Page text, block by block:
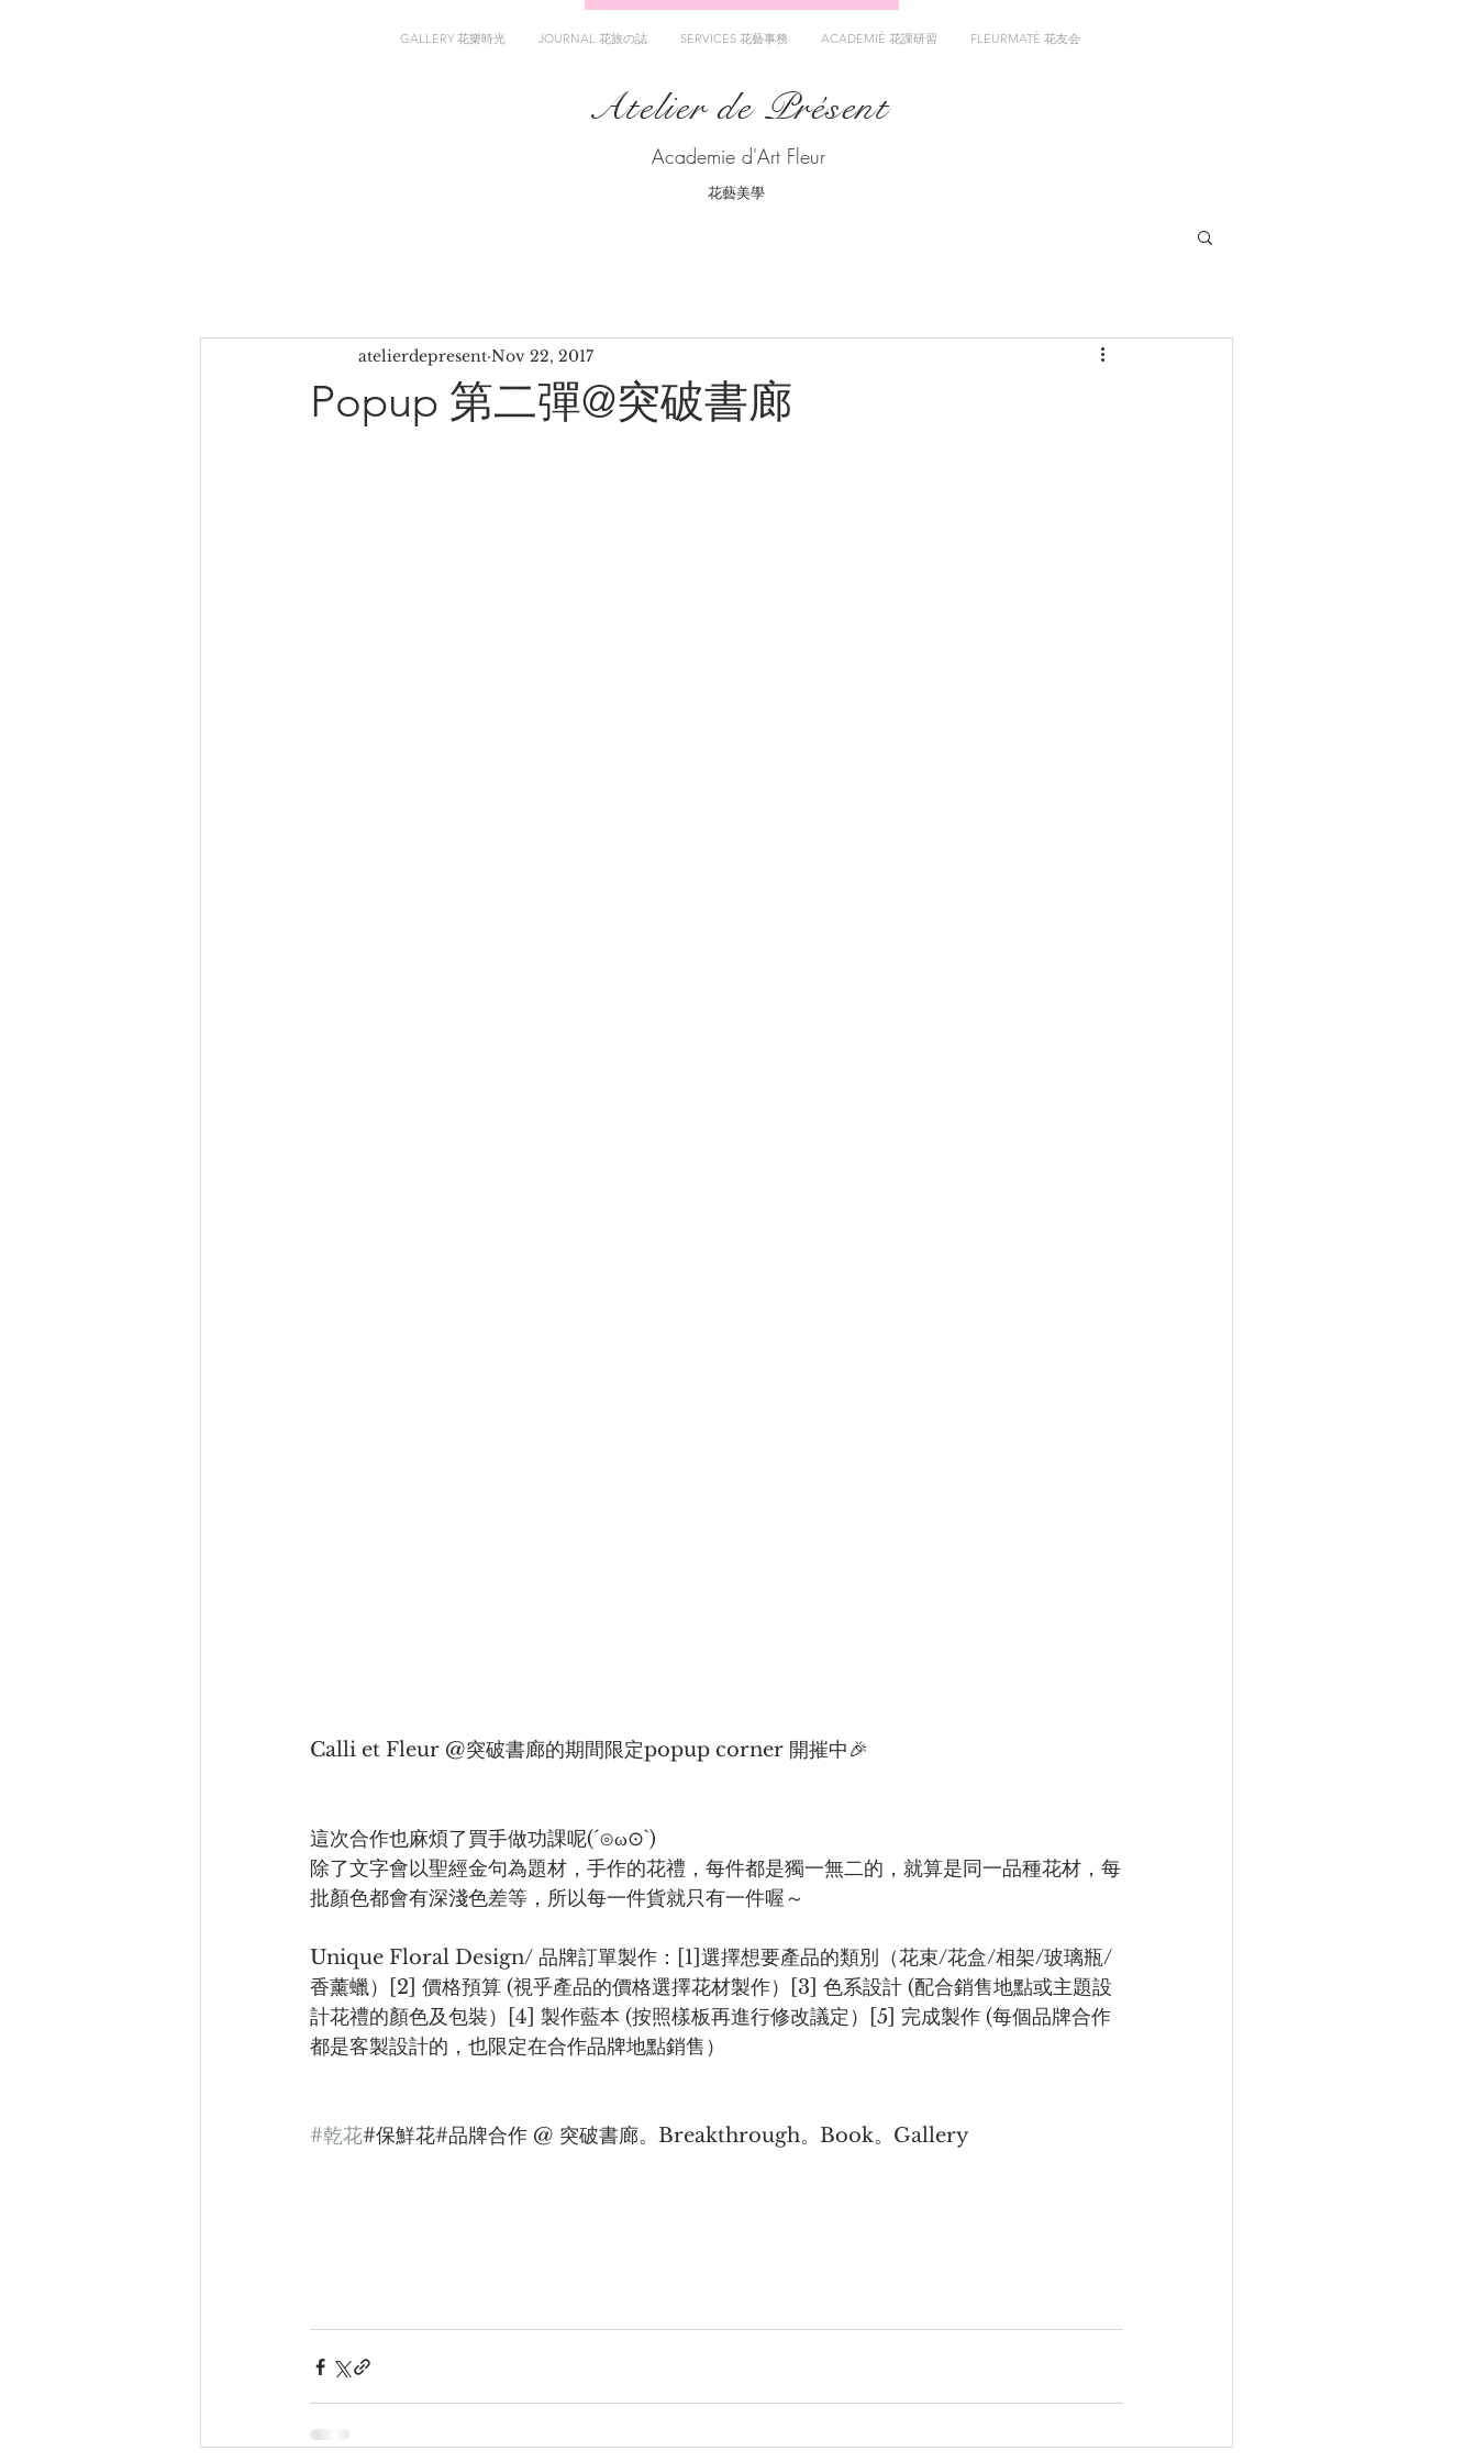
GALLERY 花樂時光 JOURNAL 花旅の誌 SERVICES 花藝事務 ACADEMIÉ 花課研習 FLEURMATÉ 花友会
Atelier de Présent
Academie d'Art Fleur
花藝美學
Popup 第二彈@突破書廊
atelierdepresent Nov 22, 2017
Calli et Fleur @突破書廊的期間限定popup corner 開摧中🎉
這次合作也麻煩了買手做功課呢(´⊙ω⊙`)
除了文字會以聖經金句為題材，手作的花禮，每件都是獨一無二的，就算是同一品種花材，每
批顏色都會有深淺色差等，所以每一件貨就只有一件喔～
Unique Floral Design/ 品牌訂單製作：[1]選擇想要產品的類別（花束/花盒/相架/玻璃瓶/
香薰蠟）[2] 價格預算 (視乎產品的價格選擇花材製作）[3] 色系設計 (配合銷售地點或主題設
計花禮的顏色及包裝）[4] 製作藍本 (按照樣板再進行修改議定）[5] 完成製作 (每個品牌合作
都是客製設計的，也限定在合作品牌地點銷售）
#乾花#保鮮花#品牌合作 @ 突破書廊。Breakthrough。Book。Gallery